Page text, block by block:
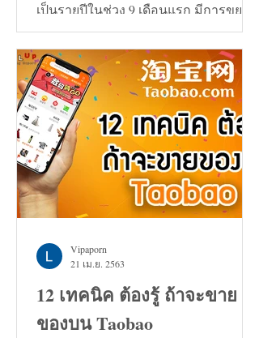
เป็นรายปีในช่วง 9 เดือนแรก มีการขยาย
ตัวเพิ่มขึ้น 0.7%
12 เทคนิค ต้องรู้ ถ้าจะขาย
ของบน Taobao
Vipaporn
21 เม.ย. 2563